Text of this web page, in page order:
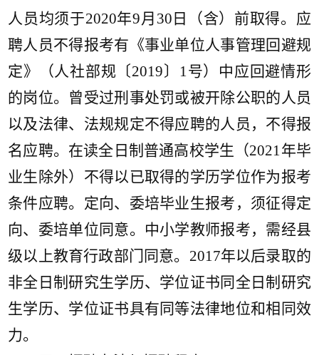
人员均须于2020年9月 30 日（含）前取得。应
聘人员不得报考有《事业单位人事管理回避规
定》（人社部规〔2019〕1号）中应回避情形
的岗位。曾受过刑事处罚或被开除公职的人员
以及法律、法规规定不得应聘的人员，不得报
名应聘。在读全日制普通高校学生（2021年毕
业生除外）不得以已取得的学历学位作为报考
条件应聘。定向、委培毕业生报考，须征得定
向、委培单位同意。中小学教师报考，需经县
级以上教育行政部门同意。 2017年以后录取的
非全日制研究生学历、学位证书同全日制研究
生学历、学位证书具有同等法律地位和相同效
力。